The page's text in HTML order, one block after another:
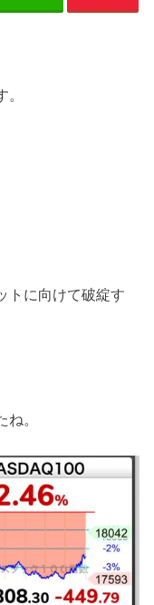
トに向けて破綻す
。